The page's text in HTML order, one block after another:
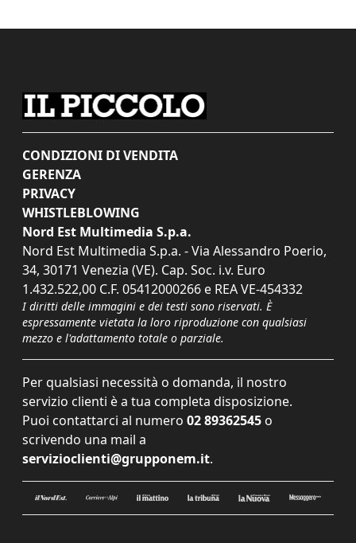
CONDIZIONI DI VENDITA
GERENZA
PRIVACY
WHISTLEBLOWING
Nord Est Multimedia S.p.a.
Nord Est Multimedia S.p.a. - Via Alessandro Poerio,
34, 30171 Venezia (VE). Cap. Soc. i.v. Euro
1.432.522,00 C.F. 05412000266 e REA VE-454332
I diritti delle immagini e dei testi sono riservati. È
espressamente vietata la loro riproduzione con qualsiasi
mezzo e l'adattamento totale o parziale.
Per qualsiasi necessità o domanda, il nostro
servizio clienti è a tua completa disposizione.
Puoi contattarci al numero 02 89362545 o
scrivendo una mail a
servizioclienti@grupponem.it.